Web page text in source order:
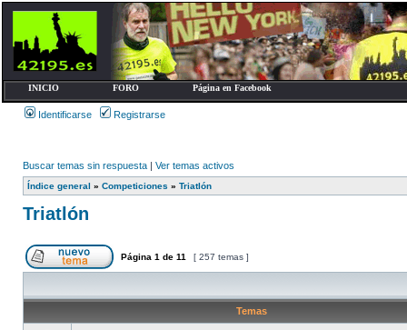
INICIO FORO Página en Facebook
Identificarse Registrarse
Buscar temas sin respuesta | Ver temas activos
Índice general » Competiciones » Triatlón
Triatlón
Página 1 de 11 [ 257 temas ]
Temas